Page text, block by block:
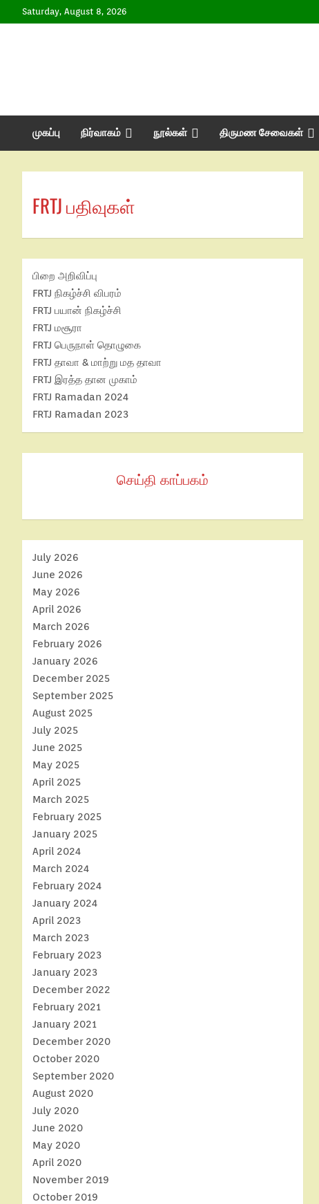
Saturday, August 8, 2026
முகப்பு நிர்வாகம் நூல்கள் திருமண சேவைகள்
FRTJ பதிவுகள்
பிறை அறிவிப்பு
FRTJ நிகழ்ச்சி விபரம்
FRTJ பயான் நிகழ்ச்சி
FRTJ மசூரா
FRTJ பெருநாள் தொழுகை
FRTJ தாவா & மாற்று மத தாவா
FRTJ இரத்த தான முகாம்
FRTJ Ramadan 2024
FRTJ Ramadan 2023
செய்தி காப்பகம்
July 2026
June 2026
May 2026
April 2026
March 2026
February 2026
January 2026
December 2025
September 2025
August 2025
July 2025
June 2025
May 2025
April 2025
March 2025
February 2025
January 2025
April 2024
March 2024
February 2024
January 2024
April 2023
March 2023
February 2023
January 2023
December 2022
February 2021
January 2021
December 2020
October 2020
September 2020
August 2020
July 2020
June 2020
May 2020
April 2020
November 2019
October 2019